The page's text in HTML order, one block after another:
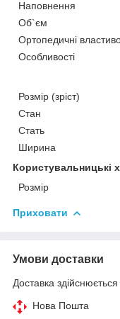
Наповнення
Об`єм
Ортопедичні
Особливості
Розмір (зріст)
Стан
Стать
Ширина
Користувальницькі
Розмір
Приховати
Умови доставки
Доставка
Нова Пошта